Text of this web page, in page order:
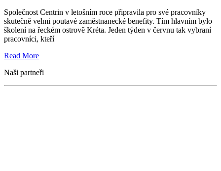
Společnost Centrin v letošním roce připravila pro své pracovníky
skutečně velmi poutavé zaměstnanecké benefity. Tím hlavním bylo
školení na řeckém ostrově Kréta. Jeden týden v červnu tak vybraní
pracovníci, kteří
Read More
Naši partneři